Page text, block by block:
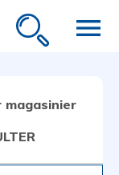
menu
magasinier